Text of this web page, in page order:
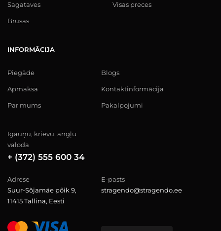
Sagataves
Brusas
Visas preces
INFORMĀCIJA
Piegāde
Apmaksa
Par mums
Blogs
Kontaktinformācija
Pakalpojumi
Igauņu, krievu, angļu
valoda
+ (372) 555 600 34
Adrese
Suur-Sõjamäe põik 9,
11415 Tallina, Eesti
E-pasts
stragendo@stragendo.ee